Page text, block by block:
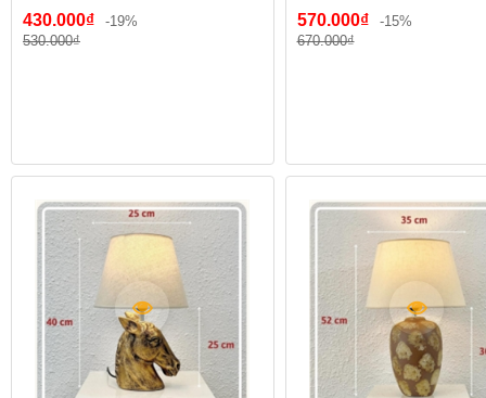
430.000₫
-19%
530.000₫
570.000₫
-15%
670.000₫